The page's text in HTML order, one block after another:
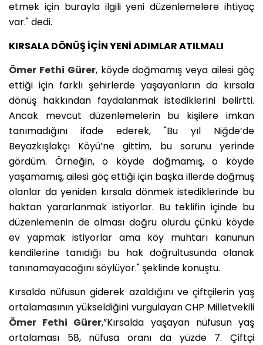
etmek için burayla ilgili yeni düzenlemelere ihtiyaç
var." dedi.
KIRSALA DÖNÜŞ İÇİN YENİ ADIMLAR ATILMALI
Ömer Fethi Gürer, köyde doğmamış veya ailesi göç
ettiği için farklı şehirlerde yaşayanların da kırsala
dönüş hakkından faydalanmak istediklerini belirtti.
Ancak mevcut düzenlemelerin bu kişilere imkan
tanımadığını ifade ederek, "Bu yıl Niğde’de
Beyazkışlakçı Köyü’ne gittim, bu sorunu yerinde
gördüm. Örneğin, o köyde doğmamış, o köyde
yaşamamış, ailesi göç ettiği için başka illerde doğmuş
olanlar da yeniden kırsala dönmek istediklerinde bu
haktan yararlanmak istiyorlar. Bu teklifin içinde bu
düzenlemenin de olması doğru olurdu çünkü köyde
ev yapmak istiyorlar ama köy muhtarı kanunun
kendilerine tanıdığı bu hak doğrultusunda olanak
tanınamayacağını söylüyor." şeklinde konuştu.
Kırsalda nüfusun giderek azaldığını ve çiftçilerin yaş
ortalamasının yükseldiğini vurgulayan CHP Milletvekili
Ömer Fethi Gürer,”Kırsalda yaşayan nüfusun yaş
ortalaması 58, nüfusa oranı da yüzde 7. Çiftçi